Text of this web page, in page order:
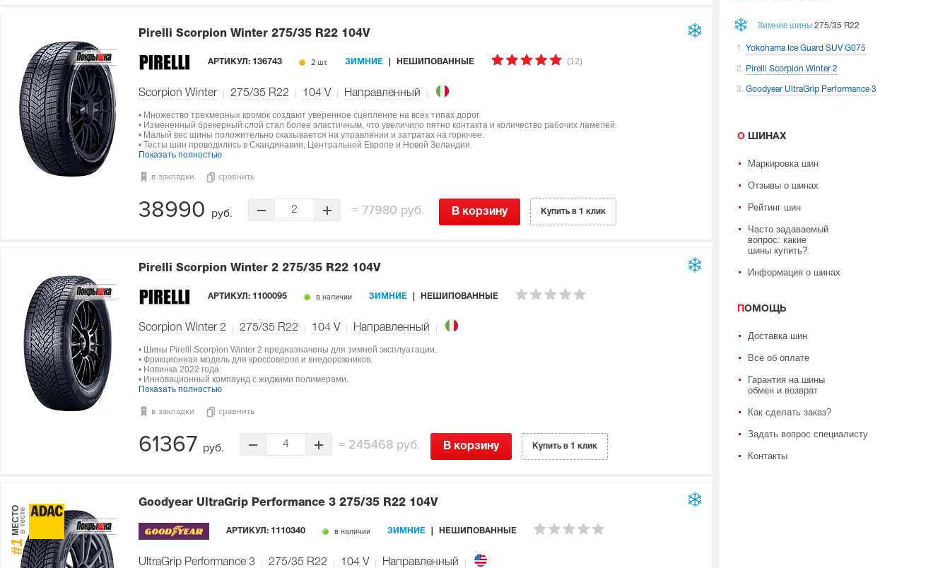
Pirelli Scorpion Winter 275/35 R22 104V
АРТИКУЛ: 136743 2 шт. ЗИМНИЕ НЕШИПОВАННЫЕ (12)
Scorpion Winter 275/35 R22 104 V Направленный
• Множество трехмерных кромок создают уверенное сцепление на всех типах дорог.
• Измененный брекерный слой стал более эластичным, что увеличило пятно контакта и количество рабочих ламелей.
• Малый вес шины положительно сказывается на управлении и затратах на горючее.
• Тесты шин проводились в Скандинавии, Центральной Европе и Новой Зеландии.
Показать полностью
в закладки сравнить
38990 руб. 2 =77980 руб. В корзину Купить в 1 клик
Pirelli Scorpion Winter 2 275/35 R22 104V
АРТИКУЛ: 1100095 в наличии ЗИМНИЕ НЕШИПОВАННЫЕ
Scorpion Winter 2 275/35 R22 104 V Направленный
• Шины Pirelli Scorpion Winter 2 предназначены для зимней эксплуатации.
• Фрикционная модель для кроссоверов и внедорожников.
• Новинка 2022 года.
• Инновационный компаунд с жидкими полимерами.
Показать полностью
в закладки сравнить
61367 руб. 4 = 245468 руб. В корзину Купить в 1 клик
#1
МЕСТОв тесте
Goodyear UltraGrip Performance 3 275/35 R22 104V
АРТИКУЛ: 1110340 в наличии ЗИМНИЕ НЕШИПОВАННЫЕ
UltraGrip Performance 3 275/35 R22 104 V Направленный
Зимние шины 275/35 R22
Yokohama Ice Guard SUV G075
Pirelli Scorpion Winter 2
Goodyear UltraGrip Performance 3
О ШИНАХ
Маркировка шин
Отзывы о шинах
Рейтинг шин
Часто задаваемый
вопрос: какие
шины купить?
Информация о шинах
ПОМОЩЬ
Доставка шин
Всё об оплате
Гарантия на шины
обмен и возврат
Как сделать заказ?
Задать вопрос специалисту
Контакты